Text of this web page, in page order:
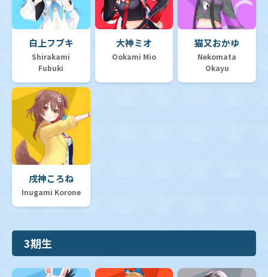
白上フブキ
Shirakami
Fubuki
大神ミオ
Ookami Mio
猫又おかゆ
Nekomata
Okayu
戌神ころね
Inugami Korone
3期生